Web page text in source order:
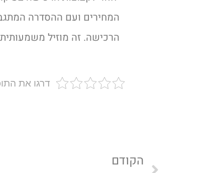
המחירים ועם ההסדרה
הרכישה. זה מוזיל
דרגו את
הקודם